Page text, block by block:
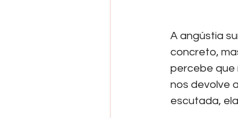
A angústia
concreto,
percebe que
nos devolve
escutada,